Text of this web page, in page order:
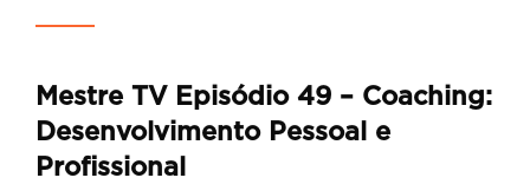
Mestre TV Episódio 49 – Coaching:
Desenvolvimento Pessoal e
Profissional